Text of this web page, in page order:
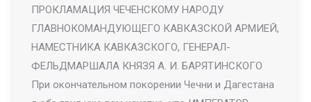
ПРОКЛАМАЦИЯ ЧЕЧЕНСКОМУ НАРОДУ
ГЛАВНОКОМАНДУЮЩЕГО КАВКАЗСКОЙ АРМИЕЙ,
НАМЕСТНИКА КАВКАЗСКОГО, ГЕНЕРАЛ-
ФЕЛЬДМАРШАЛА КНЯЗЯ А. И. БАРЯТИНСКОГО
При окончательном покорении Чечни и Дагестана